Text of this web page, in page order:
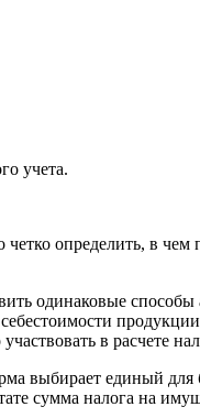
льготным счетом.
учета.
определить, в
одинаковые
в расчете
выбирает единый для
сумма налога на